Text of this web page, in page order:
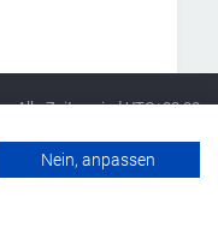
Alle Zeiten sindUTC+02:00
Impressum
Kontakt
Nein, anpassen